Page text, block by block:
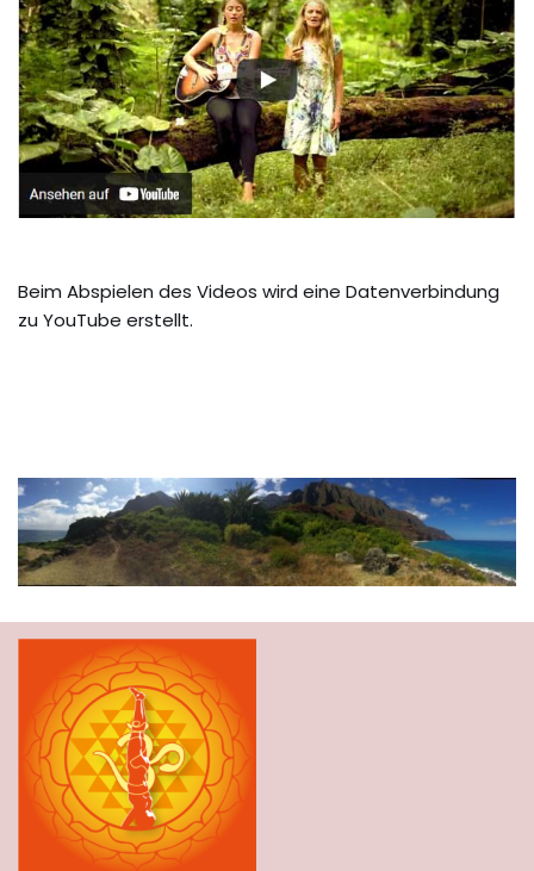
Beim Abspielen des Videos wird eine Datenverbindung
zu YouTube erstellt.